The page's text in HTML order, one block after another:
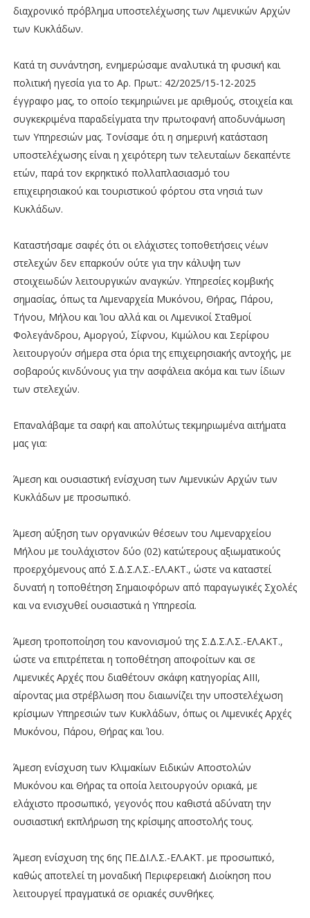
διαχρονικό πρόβλημα υποστελέχωσης των Λιμενικών Αρχών
των Κυκλάδων.
Κατά τη συνάντηση, ενημερώσαμε αναλυτικά τη φυσική και
πολιτική ηγεσία για το Αρ. Πρωτ.: 42/2025/15-12-2025
έγγραφο μας, το οποίο τεκμηριώνει με αριθμούς, στοιχεία και
συγκεκριμένα παραδείγματα την πρωτοφανή αποδυνάμωση
των Υπηρεσιών μας. Τονίσαμε ότι η σημερινή κατάσταση
υποστελέχωσης είναι η χειρότερη των τελευταίων δεκαπέντε
ετών, παρά τον εκρηκτικό πολλαπλασιασμό του
επιχειρησιακού και τουριστικού φόρτου στα νησιά των
Κυκλάδων.
Καταστήσαμε σαφές ότι οι ελάχιστες τοποθετήσεις νέων
στελεχών δεν επαρκούν ούτε για την κάλυψη των
στοιχειωδών λειτουργικών αναγκών. Υπηρεσίες κομβικής
σημασίας, όπως τα Λιμεναρχεία Μυκόνου, Θήρας, Πάρου,
Τήνου, Μήλου και Ίου αλλά και οι Λιμενικοί Σταθμοί
Φολεγάνδρου, Αμοργού, Σίφνου, Κιμώλου και Σερίφου
λειτουργούν σήμερα στα όρια της επιχειρησιακής αντοχής, με
σοβαρούς κινδύνους για την ασφάλεια ακόμα και των ίδιων
των στελεχών.
Επαναλάβαμε τα σαφή και απολύτως τεκμηριωμένα αιτήματα
μας για:
Άμεση και ουσιαστική ενίσχυση των Λιμενικών Αρχών των
Κυκλάδων με προσωπικό.
Άμεση αύξηση των οργανικών θέσεων του Λιμεναρχείου
Μήλου με τουλάχιστον δύο (02) κατώτερους αξιωματικούς
προερχόμενους από Σ.Δ.Σ.Λ.Σ.-ΕΛ.ΑΚΤ., ώστε να καταστεί
δυνατή η τοποθέτηση Σημαιοφόρων από παραγωγικές Σχολές
και να ενισχυθεί ουσιαστικά η Υπηρεσία.
Άμεση τροποποίηση του κανονισμού της Σ.Δ.Σ.Λ.Σ.-ΕΛ.ΑΚΤ.,
ώστε να επιτρέπεται η τοποθέτηση αποφοίτων και σε
Λιμενικές Αρχές που διαθέτουν σκάφη κατηγορίας ΑΙΙΙ,
αίροντας μια στρέβλωση που διαιωνίζει την υποστελέχωση
κρίσιμων Υπηρεσιών των Κυκλάδων, όπως οι Λιμενικές Αρχές
Μυκόνου, Πάρου, Θήρας και Ίου.
Άμεση ενίσχυση των Κλιμακίων Ειδικών Αποστολών
Μυκόνου και Θήρας τα οποία λειτουργούν οριακά, με
ελάχιστο προσωπικό, γεγονός που καθιστά αδύνατη την
ουσιαστική εκπλήρωση της κρίσιμης αποστολής τους.
Άμεση ενίσχυση της 6ης ΠΕ.ΔΙ.Λ.Σ.-ΕΛ.ΑΚΤ. με προσωπικό,
καθώς αποτελεί τη μοναδική Περιφερειακή Διοίκηση που
λειτουργεί πραγματικά σε οριακές συνθήκες.